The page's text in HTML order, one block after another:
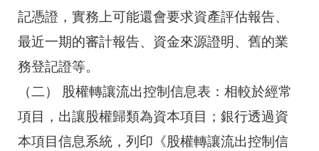
記憑證，實務上可能還會要求資產評估報告、
最近一期的審計報告、資金來源證明、舊的業
務登記證等。
（二）
股權轉讓流出控制信息表：相較於經常
項目，出讓股權歸類為資本項目；銀行透過資
本項目信息系統，列印《股權轉讓流出控制信